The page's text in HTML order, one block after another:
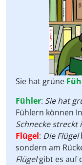
Sie hat grüne
Fühler: Sie hat
Fühlern können
Schnecke streckt
Flügel: Die Flügel
sondern am
Flügelgibt es auf